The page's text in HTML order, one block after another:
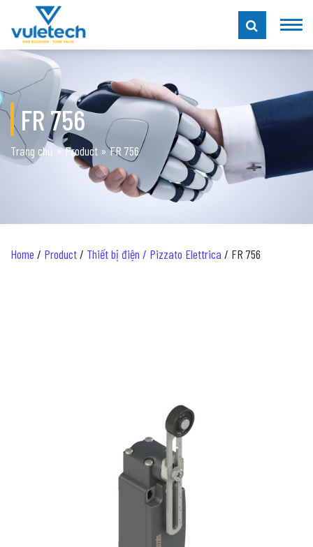
FR 756
Trang chủ »Product »FR 756
Home / Product/ Thiết bị điện / Pizzato Elettrica / FR 756